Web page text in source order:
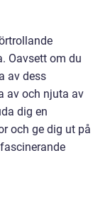
Oavsett om du
av dess
av och njuta av
dig en
och ge dig ut på